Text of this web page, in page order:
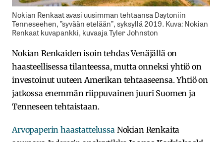
Nokian Renkaat avasi uusimman tehtaansa Daytoniin
Tenneseehen, ”syvään etelään”, syksyllä 2019. Kuva: Nokian
Renkaat kuvapankki, kuvaaja Tyler Johnston
Nokian Renkaiden isoin tehdas Venäjällä on
haasteellisessa tilanteessa, mutta onneksi yhtiö on
investoinut uuteen Amerikan tehtaaseensa. Yhtiö on
jatkossa enemmän riippuvainen juuri Suomen ja
Tenneseen tehtaistaan.
Arvopaperin haastattelussa Nokian Renkaita